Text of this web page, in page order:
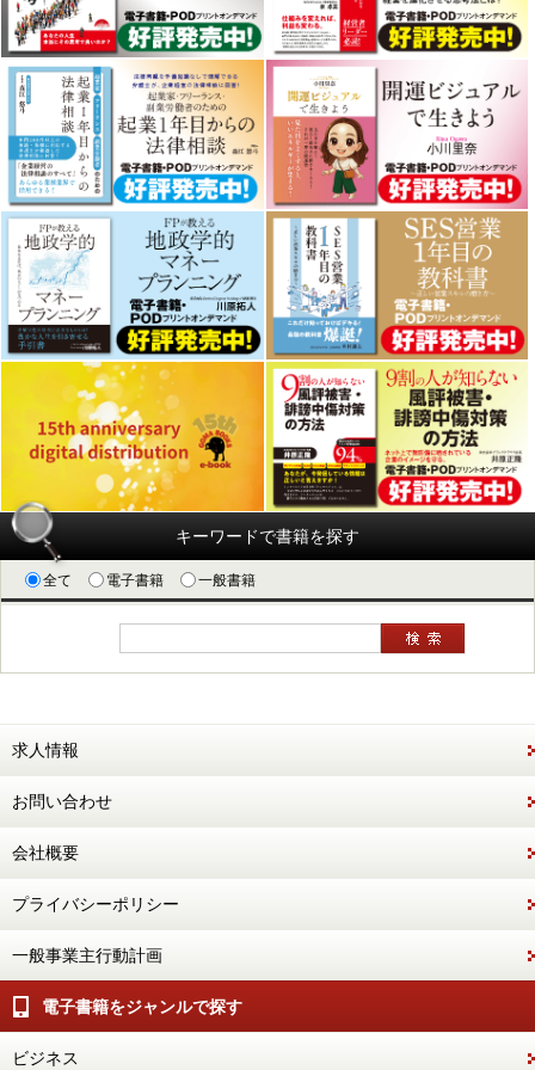
キーワードで書籍を探す
全て 電子書籍 一般書籍
求人情報
お問い合わせ
会社概要
プライバシーポリシー
一般事業主行動計画
電子書籍をジャンルで探す
ビジネス